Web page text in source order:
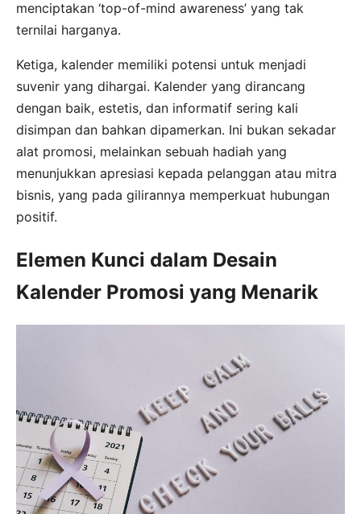
menciptakan ‘top-of-mind awareness’ yang tak
ternilai harganya.
Ketiga, kalender memiliki potensi untuk menjadi
suvenir yang dihargai. Kalender yang dirancang
dengan baik, estetis, dan informatif sering kali
disimpan dan bahkan dipamerkan. Ini bukan sekadar
alat promosi, melainkan sebuah hadiah yang
menunjukkan apresiasi kepada pelanggan atau mitra
bisnis, yang pada gilirannya memperkuat hubungan
positif.
Elemen Kunci dalam Desain
Kalender Promosi yang Menarik